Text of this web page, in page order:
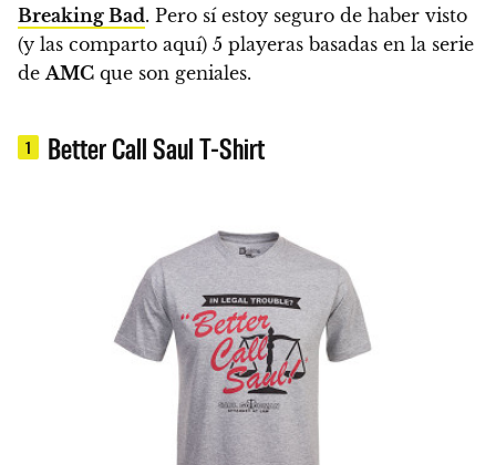
Breaking Bad. Pero sí estoy seguro de haber visto
(y las comparto aquí) 5 playeras basadas en la serie
deAMC que son geniales.
1 Better Call Saul T-Shirt